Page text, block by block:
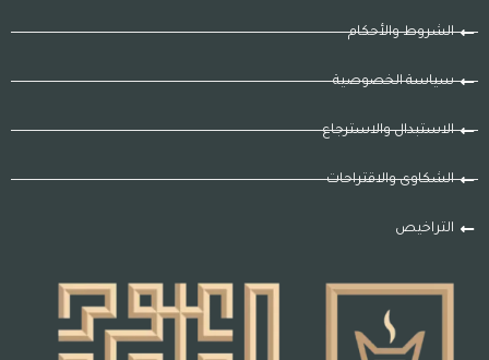
الشروط والأحكام
سياسة الخصوصية
الاستبدال والاسترجاع
الشكاوى والاقتراحات
التراخيص